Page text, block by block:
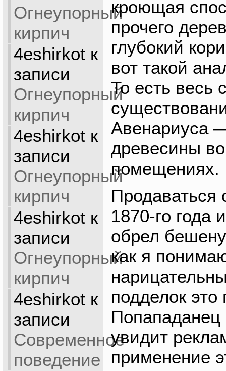
Огнеупорный
кирпич
4eshirkotк
записи
Огнеупорный
кирпич
4eshirkotк
записи
Огнеупорный
кирпич
4eshirkotк
записи
Огнеупорный
кирпич
4eshirkotк
записи
Современное
поведение
кроющая
прочего
глубокий
вот такой
То есть весь
Авенариуса
древесины
помещениях.
Продаваться
1870-го года
обрел
как я
подделок это
Попападанец
увидит
применение